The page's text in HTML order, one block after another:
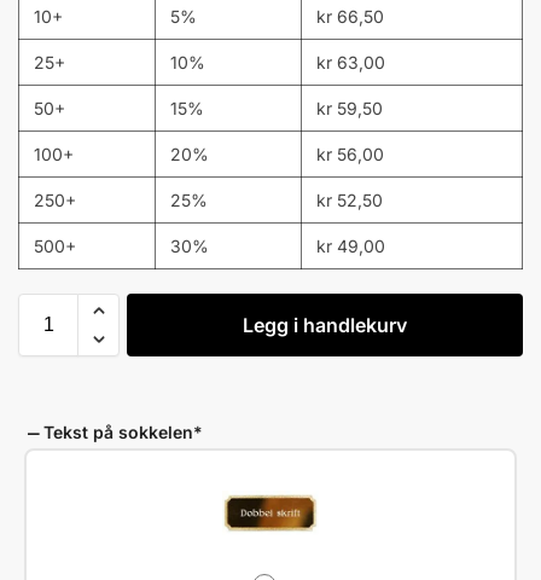
10+ 5% kr 66,50
25+ 10% kr 63,00
50+ 15% kr 59,50
100+ 20% kr 56,00
250+ 25% kr 52,50
500+ 30% kr 49,00
Legg i handlekurv
Tekst på sokkelen*